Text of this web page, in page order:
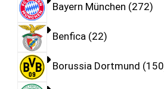
Bayern München 272
Benfica 22
Borussia Dortmund 150